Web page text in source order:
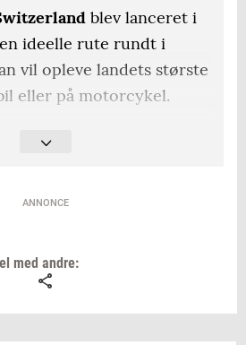
blev lanceret i
ideelle rute rundt i
vil opleve landets største
eller på motorcykel.
i sin helhed over 1643
logo, som er tilladt på
ANNONCE
med andre: